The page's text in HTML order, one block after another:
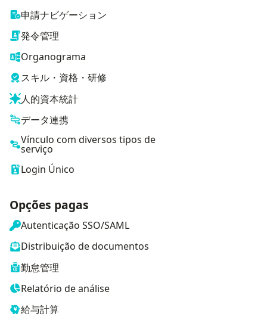
申請ナビゲーション
発令管理
Organograma
スキル・資格・研修
人的資本統計
データ連携
Vínculo com diversos tipos de
serviço
Login Único
Opções pagas
Autenticação SSO/SAML
Distribuição de documentos
勤怠管理
Relatório de análise
給与計算